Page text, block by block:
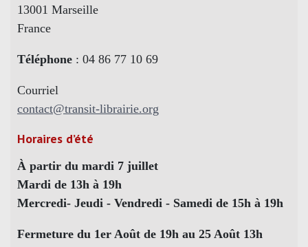
13001 Marseille
France
Téléphone : 04 86 77 10 69
Courriel
contact@transit-librairie.org
Horaires d’été
À partir du mardi 7 juillet
Mardi de 13h à 19h
Mercredi- Jeudi - Vendredi - Samedi de 15h à 19h
Fermeture du 1er Août de 19h au 25 Août 13h